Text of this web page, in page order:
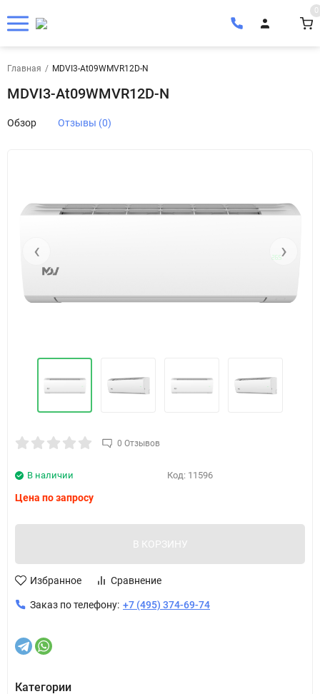
0
Главная / MDVI3-At09WMVR12D-N
MDVI3-At09WMVR12D-N
Обзор Отзывы (0)
‹ ›
0 Отзывов
Код: 11596
В наличии
Цена по запросу
В КОРЗИНУ
Избранное Сравнение
Заказ по телефону: +7 (495) 374-69-74
Категории